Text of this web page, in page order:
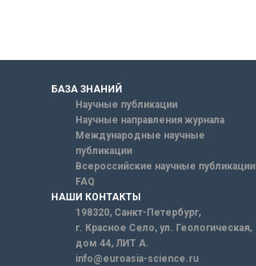
БАЗА ЗНАНИЙ
Научные публикации
Научные направления журнала
Международные научные
публикации
Всероссийские научные публикации
FAQ
НАШИ КОНТАКТЫ
198320, Санкт-Петербург,
г. Красное Село, ул. Геологическая,
дом 44, ЛИТ А.
info@euroasia-science.ru